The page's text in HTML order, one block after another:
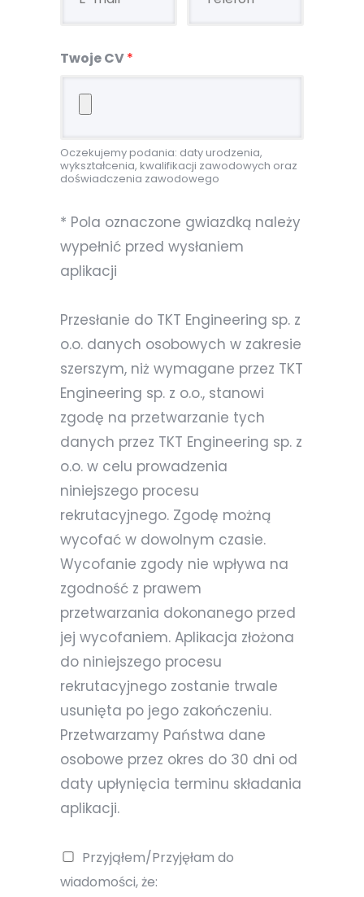
Twoje CV*
Oczekujemy podania: daty urodzenia,
wykształcenia, kwalifikacji zawodowych oraz
doświadczenia zawodowego
* Pola oznaczone gwiazdką należy
wypełnić przed wysłaniem
aplikacji
Przesłanie do TKT Engineering sp. z
o.o. danych osobowych w zakresie
szerszym, niż wymagane przez TKT
Engineering sp. z o.o., stanowi
zgodę na przetwarzanie tych
danych przez TKT Engineering sp. z
o.o. w celu prowadzenia
niniejszego procesu
rekrutacyjnego. Zgodę możną
wycofać w dowolnym czasie.
Wycofanie zgody nie wpływa na
zgodność z prawem
przetwarzania dokonanego przed
jej wycofaniem. Aplikacja złożona
do niniejszego procesu
rekrutacyjnego zostanie trwale
usunięta po jego zakończeniu.
Przetwarzamy Państwa dane
osobowe przez okres do 30 dni od
daty upłynięcia terminu składania
aplikacji.
Przyjąłem/Przyjęłam do
wiadomości, że: